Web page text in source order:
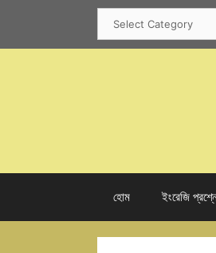
content
হোম ইংরেজি